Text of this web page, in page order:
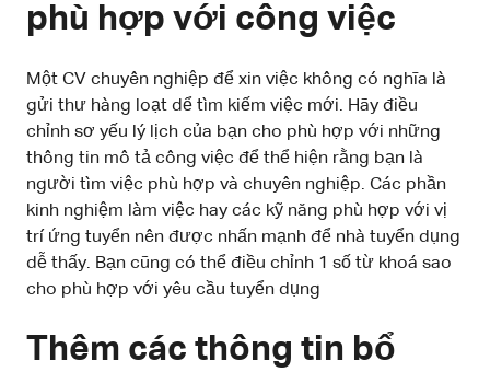
phù hợp với công việc
Một CV chuyên nghiệp để xin việc không có nghĩa là
gửi thư hàng loạt dể tìm kiếm việc mới. Hãy điều
chỉnh sơ yếu lý lịch của bạn cho phù hợp với những
thông tin mô tả công việc để thể hiện rằng bạn là
người tìm việc phù hợp và chuyên nghiệp. Các phần
kinh nghiệm làm việc hay các kỹ năng phù hợp với vị
trí ứng tuyển nên được nhấn mạnh để nhà tuyển dụng
dễ thấy. Bạn cũng có thể điều chỉnh 1 số từ khoá sao
cho phù hợp với yêu cầu tuyển dụng
Thêm các thông tin bổ